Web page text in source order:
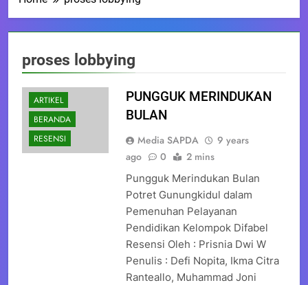
proses lobbying
ARTIKEL
BERANDA
RESENSI
PUNGGUK MERINDUKAN
BULAN
Media SAPDA
9 years
ago
0 2 mins
Pungguk Merindukan Bulan
Potret Gunungkidul dalam
Pemenuhan Pelayanan
Pendidikan Kelompok Difabel
Resensi Oleh : Prisnia Dwi W
Penulis : Defi Nopita, Ikma Citra
Ranteallo, Muhammad Joni